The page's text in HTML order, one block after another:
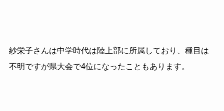
紗栄子さんは中学時代は陸上部に所属しており、種目は
不明ですが県大会で4位になったこともあります。